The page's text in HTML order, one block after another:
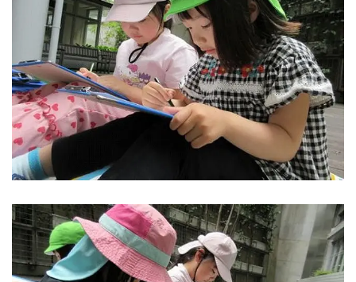
千葉県 千葉県 全域
兵庫県 兵庫県 全域